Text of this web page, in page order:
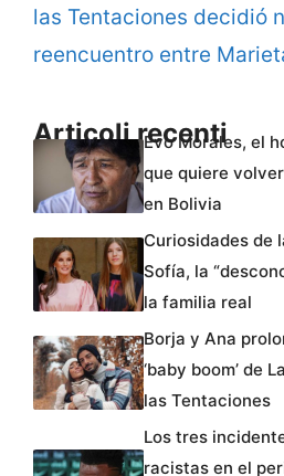
las Tentaciones decidió
reencuentro entre
Articoli recenti
Evo Morales, el
que quiere
en Bolivia
Curiosidades de
Sofía, la
la familia real
Borja y Ana
‘baby boom’ de
las Tentaciones
Los tres
racistas en el